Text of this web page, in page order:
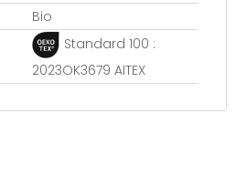
Bio
Standard 100 :
2023OK3679 AITEX